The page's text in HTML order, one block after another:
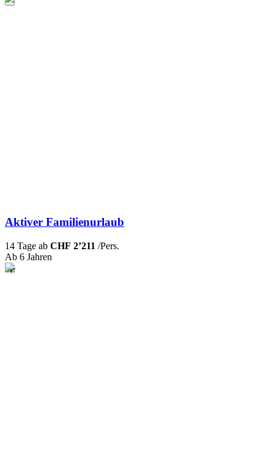
Aktiver Familienurlaub
14 Tage ab CHF 2’211 /Pers.
Ab 6 Jahren